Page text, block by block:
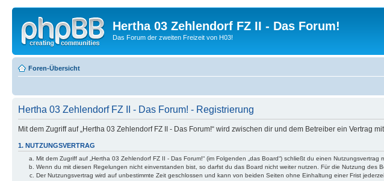
Hertha 03 Zehlendorf FZ II - Das Forum!
Das Forum der zweiten Freizeit von H03!
Foren-Übersicht
Hertha 03 Zehlendorf FZ II - Das Forum! - Registrierung
Mit dem Zugriff auf „Hertha 03 Zehlendorf FZ II - Das Forum!“ wird zwischen dir und dem Betreiber ein Vertrag
1. NUTZUNGSVERTRAG
Mit dem Zugriff auf „Hertha 03 Zehlendorf FZ II - Das Forum!“ (im Folgenden „das Board“) schließt du einen
Wenn du mit diesen Regelungen nicht einverstanden bist, so darfst du das Board nicht weiter nutzen. Für die Nutzung des
Der Nutzungsvertrag wird auf unbestimmte Zeit geschlossen und kann von beiden Seiten ohne Einhaltung einer Frist